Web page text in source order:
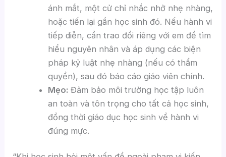
ánh mắt, một cử chỉ nhắc nhở nhẹ nhàng,
hoặc tiến lại gần học sinh đó. Nếu hành vi
tiếp diễn, cần trao đổi riêng với em để tìm
hiểu nguyên nhân và áp dụng các biện
pháp kỷ luật nhẹ nhàng (nếu có thẩm
quyền), sau đó báo cáo giáo viên chính.
Mẹo: Đảm bảo môi trường học tập luôn
an toàn và tôn trọng cho tất cả học sinh,
đồng thời giáo dục học sinh về hành vi
đúng mực.